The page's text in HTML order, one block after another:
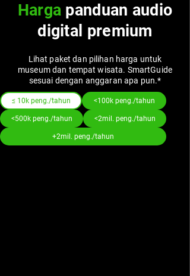
Harga panduan audio
digital premium
Lihat paket dan pilihan harga untuk
museum dan tempat wisata. SmartGuide
sesuai dengan anggaran apa pun.*
≤ 10k peng./tahun <100k peng./tahun
<500k peng./tahun <2mil. peng./tahun
+2mil. peng./tahun